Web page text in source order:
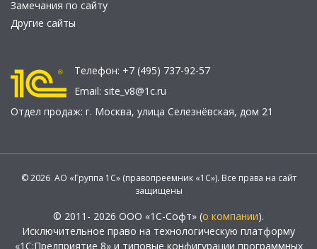
Замечания по сайту
Другие сайты
Телефон: +7 (495) 737-92-57
Email: site_v8@1c.ru
Отдел продаж: г. Москва, улица Селезнёвская, дом 21
© 2026 АО «Группа 1С» (правопреемник «1С»). Все права на сайт
защищены
© 2011- 2026 ООО «1С-Софт» (о компании).
Исключительное право на технологическую платформу
«1С:Предприятие 8» и типовые конфигурации программных